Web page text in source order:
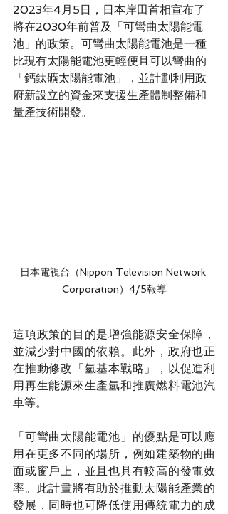
2023年4月5日，日本岸田首相宣布了
將在2030年前普及「可彎曲太陽能電
池」的政策。可彎曲太陽能電池是一種
比現有太陽能電池更輕便且可以彎曲的
「鈣鈦礦太陽能電池」，並計劃利用政
府新設立的資金來支援生產體制整備和
量產技術開發。
日本電視台（Nippon Television Network
Corporation）4/5報導
這項政策的目的是增強能源安全保障，
並減少對中國的依賴。此外，政府也正
在推動修改「氫基本戰略」，以促進利
用再生能源來生產氫和推廣燃料電池汽
車等。
「可彎曲太陽能電池」的優點是可以應
用在更多不同的場所，例如建築物的曲
面或窗戶上，並且也具有較高的發電效
率。此計畫將有助於推動太陽能產業的
發展，同時也可降低使用傳統電力的成